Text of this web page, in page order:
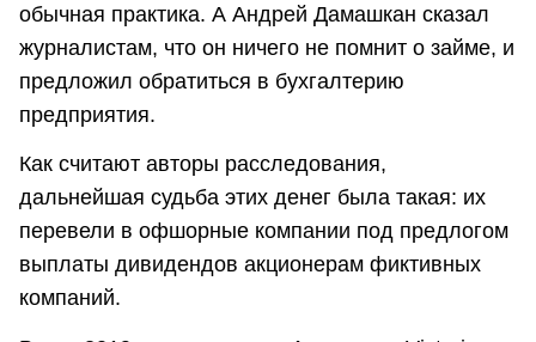
обычная практика. А Андрей Дамашкан сказал
журналистам, что он ничего не помнит о займе, и
предложил обратиться в бухгалтерию
предприятия.
Как считают авторы расследования,
дальнейшая судьба этих денег была такая: их
перевели в офшорные компании под предлогом
выплаты дивидендов акционерам фиктивных
компаний.